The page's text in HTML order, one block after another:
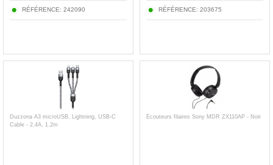
RÉFÉRENCE: 242090 RÉFÉRENCE: 203675
Duzzona A3 microUSB, Lightning, USB-C
Cable - 2.4A, 1.2m
Écouteurs filaires Sony MDR ZX110AP - Noir